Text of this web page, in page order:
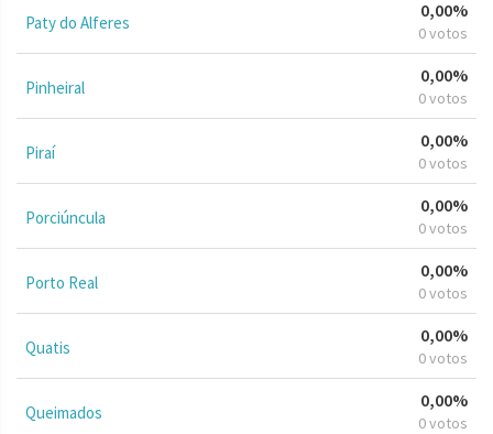
Paty do Alferes
0,00%
0 votos
Pinheiral
0,00%
0 votos
Piraí
0,00%
0 votos
Porciúncula
0,00%
0 votos
Porto Real
0,00%
0 votos
Quatis
0,00%
0 votos
Queimados
0,00%
0 votos